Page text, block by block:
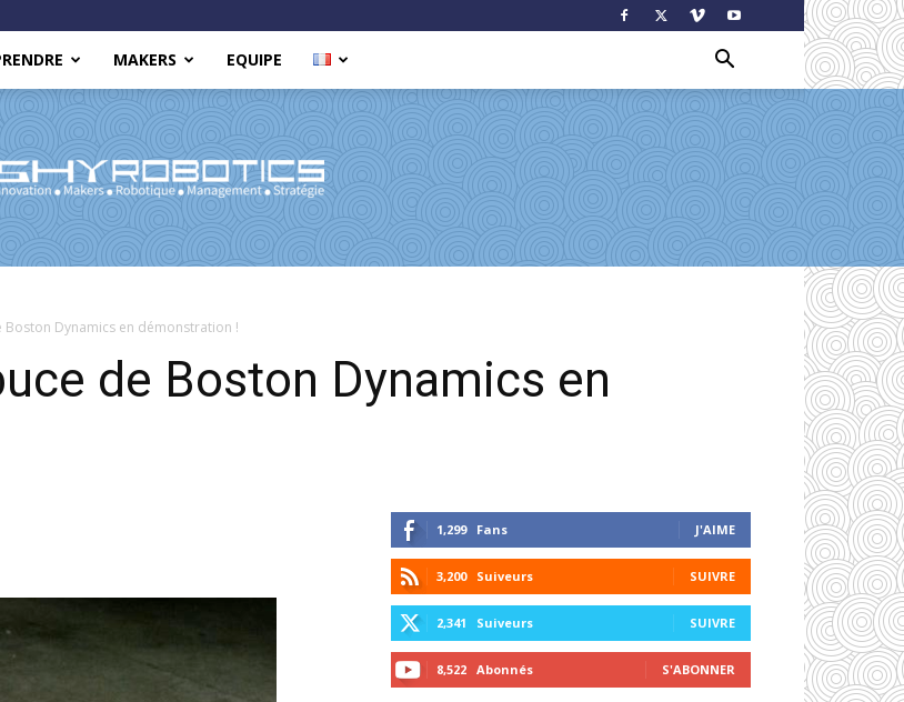
MAKERS EQUIPE
Boston Dynamics en démonstration !
de Boston Dynamics en
1,299 Fans J'AIME
3,200 Suiveurs SUIVRE
2,341 Suiveurs SUIVRE
8,522 Abonnés S'ABONNER